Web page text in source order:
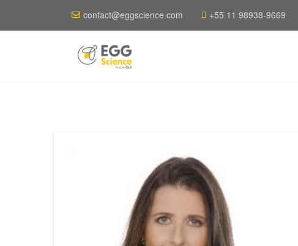
contact@eggscience.com +55 11 98938-9669